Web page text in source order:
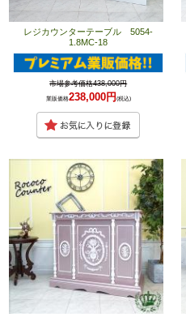
レジカウンターテーブル 5054-
1.8MC-18
市場参考価格438,000円
業販価格238,000円 (税込)